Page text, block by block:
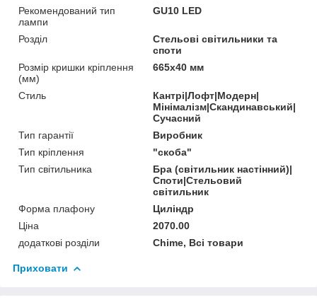
Рекомендований тип
лампи
GU10 LED
Розділ
Стельові світильники та
споти
Розмір кришки кріплення
(мм)
665х40 мм
Стиль
Кантрі|Лофт|Модерн|
Мінімалізм|Скандинавський|
Сучасний
Тип гарантії
Виробник
Тип кріплення
"скоба"
Тип світильника
Бра (світильник настінний)|
Споти|Стельовий
світильник
Форма плафону
Циліндр
Ціна
2070.00
додаткові розділи
Chime, Всі товари
Приховати